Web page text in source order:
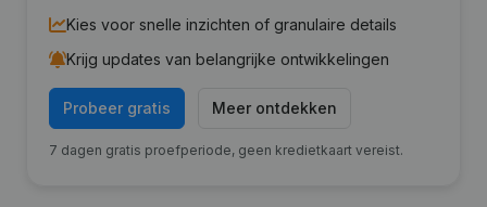
Kies voor snelle inzichten of granulaire details
Krijg updates van belangrijke ontwikkelingen
Probeer gratis Meer ontdekken
7 dagen gratis proefperiode, geen kredietkaart vereist.